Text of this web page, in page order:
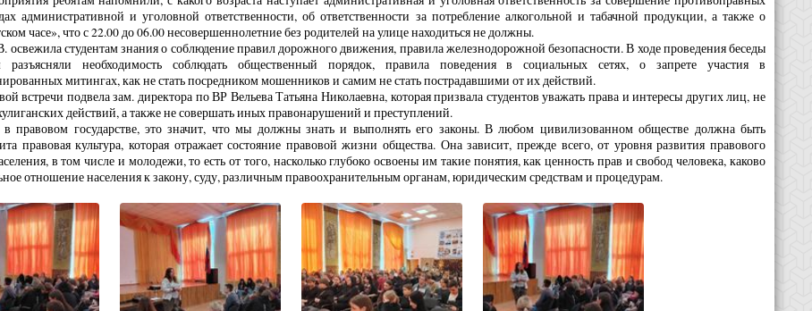
административной и уголовной ответственности, об ответственности за потребление алкогольной и табачной продукции, а также о
часе», что с 22.00 до 06.00 несовершеннолетние без родителей на улице находиться не должны.
освежила студентам знания о соблюдение правил дорожного движения, правила железнодорожной безопасности. В ходе проведения беседы
разъясняли необходимость соблюдать общественный порядок, правила поведения в социальных сетях, о запрете участия в
митингах, как не стать посредником мошенников и самим не стать пострадавшими от их действий.
встречи подвела зам. директора по ВР Вельева Татьяна Николаевна, которая призвала студентов уважать права и интересы других лиц, не
действий, а также не совершать иных правонарушений и преступлений.
государстве, это значит, что мы должны знать и выполнять его законы. В любом цивилизованном обществе должна быть
правовая культура, которая отражает состояние правовой жизни общества. Она зависит, прежде всего, от уровня развития правового
в том числе и молодежи, то есть от того, насколько глубоко освоены им такие понятия, как ценность прав и свобод человека, каково
отношение населения к закону, суду, различным правоохранительным органам, юридическим средствам и процедурам.